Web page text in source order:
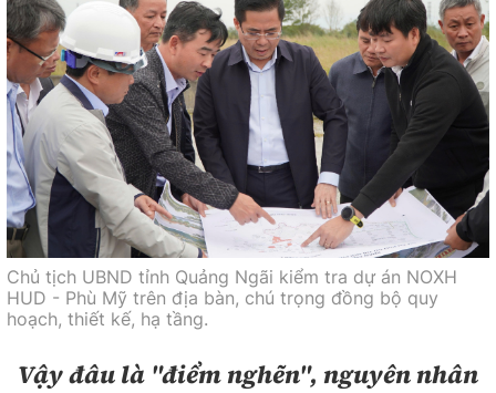
Chủ tịch UBND tỉnh Quảng Ngãi kiểm tra dự án NOXH
HUD - Phù Mỹ trên địa bàn, chú trọng đồng bộ quy
hoạch, thiết kế, hạ tầng.
Vậy đâu là "điểm nghẽn", nguyên nhân